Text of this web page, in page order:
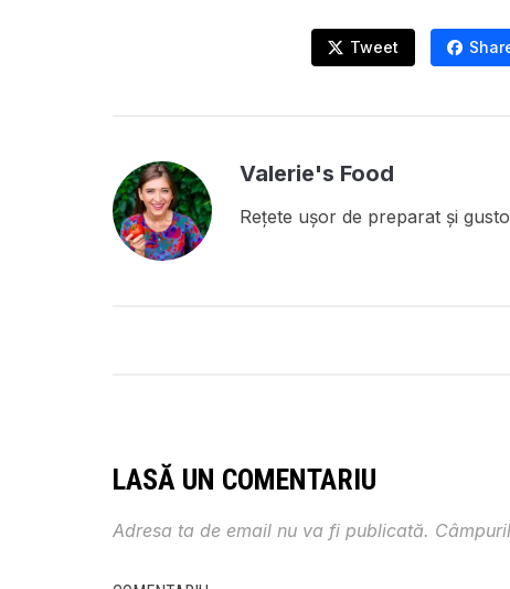
Tweet
Valerie's Food
Rețete ușor de preparat și
LASĂ UN COMENTARIU
Adresa ta de email nu va fi publicată.